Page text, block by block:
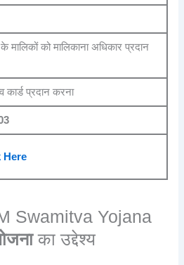
मालिकों को मालिकाना अधिकार प्रदान
कार्ड प्रदान करना
Here
Swamitva Yojana
का उद्देश्य